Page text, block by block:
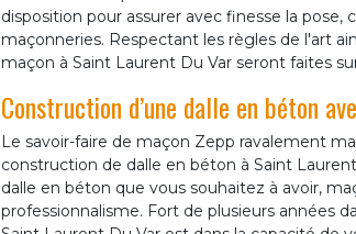
disposition pour assurer avec finesse la
maçonneries. Respectant les règles de l'art
maçon à Saint Laurent Du Var seront faites
Construction d’une dalle en béton
Le savoir-faire de maçon Zepp ravalement
construction de dalle en béton à Saint
dalle en béton que vous souhaitez à avoir,
professionnalisme. Fort de plusieurs années